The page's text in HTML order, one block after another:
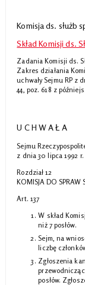
Komisja ds. służb
Skład Komisji ds.
Zadania Komisji ds.
Zakres działania
uchwały Sejmu RP z
44, poz. 618 z
U C H W A Ł A
Sejmu
z dnia 30 lipca 1992 r.
Rozdział 12
KOMISJA DO SPRAW
Art. 137
W skład
niż 7 posłów.
Sejm, na
liczbę
Zgłoszenia
posłów.